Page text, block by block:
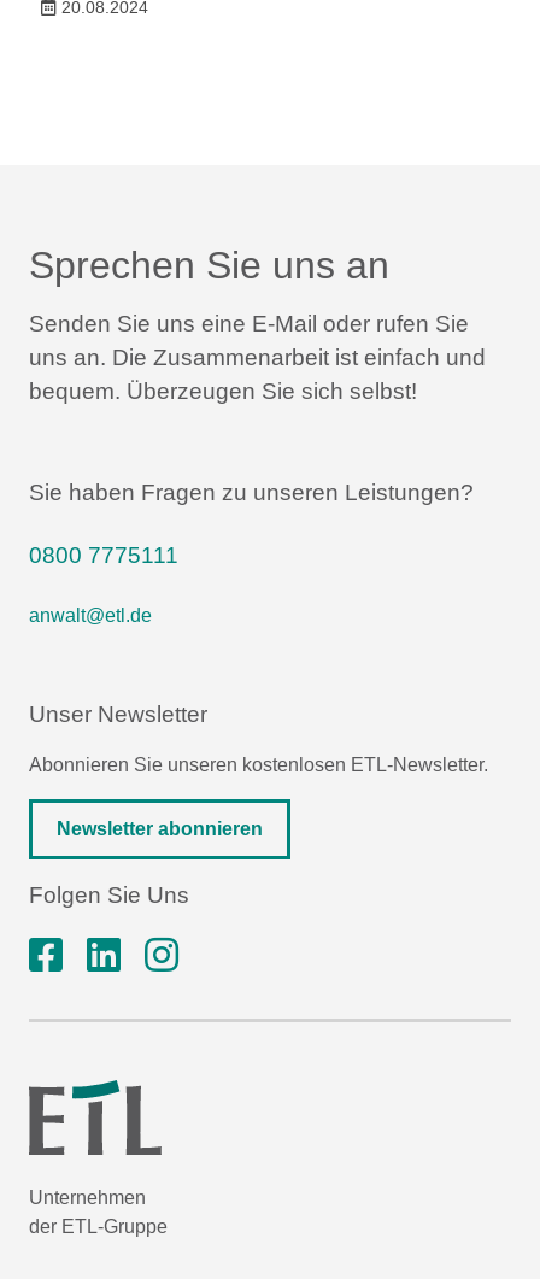
20.08.2024
Sprechen Sie uns an
Senden Sie uns eine E-Mail oder rufen Sie
uns an. Die Zusammenarbeit ist einfach und
bequem. Überzeugen Sie sich selbst!
Sie haben Fragen zu unseren Leistungen?
0800 7775111
anwalt@etl.de
Unser Newsletter
Abonnieren Sie unseren kostenlosen ETL-Newsletter.
Newsletter abonnieren
Folgen Sie Uns
Unternehmen
der ETL-Gruppe